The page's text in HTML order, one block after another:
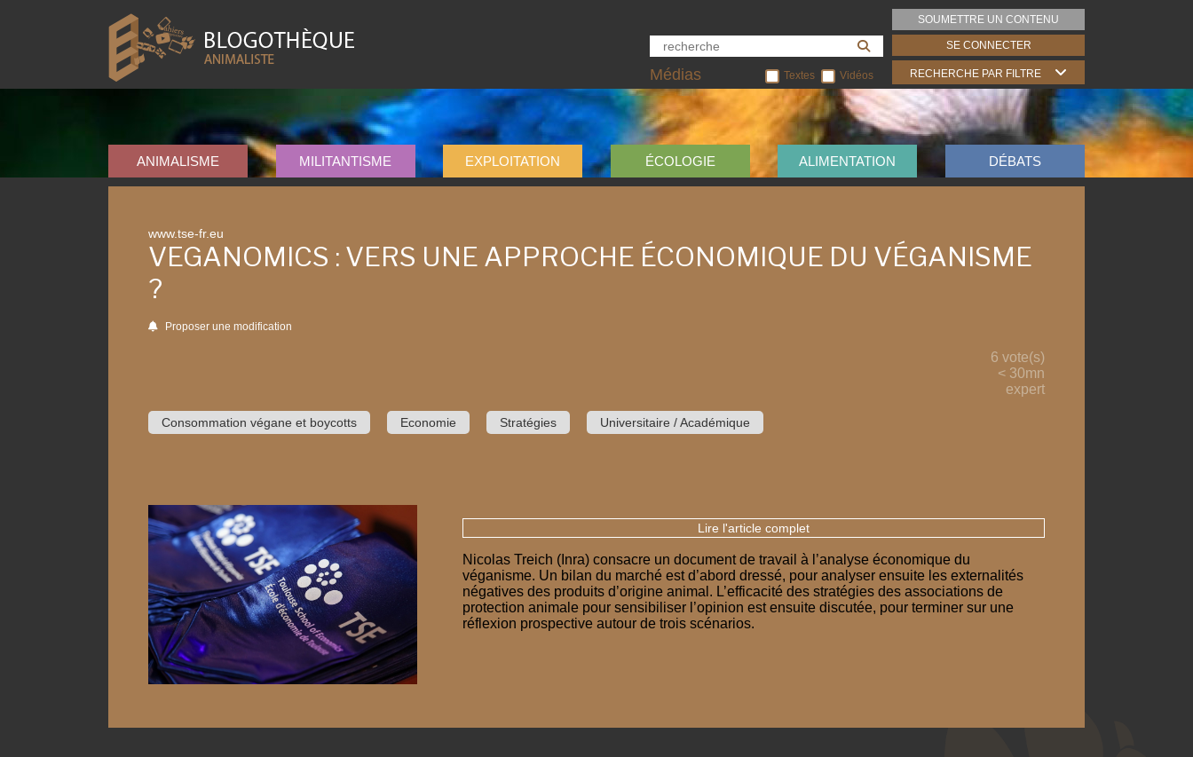
Médias Textes Vidéos
SOUMETTRE UN CONTENU
SE CONNECTER
RECHERCHE PAR FILTRE
ANIMALISME MILITANTISME EXPLOITATION ÉCOLOGIE ALIMENTATION DÉBATS
www.tse-fr.eu
VEGANOMICS : VERS UNE APPROCHE ÉCONOMIQUE DU VÉGANISME
?
Proposer une modification
6 vote(s)
< 30mn
expert
Consommation végane et boycotts Economie Stratégies Universitaire / Académique
Lire l'article complet
Nicolas Treich (Inra) consacre un document de travail à l’analyse économique du
véganisme. Un bilan du marché est d’abord dressé, pour analyser ensuite les externalités
négatives des produits d’origine animal. L’efficacité des stratégies des associations de
protection animale pour sensibiliser l’opinion est ensuite discutée, pour terminer sur une
réflexion prospective autour de trois scénarios.